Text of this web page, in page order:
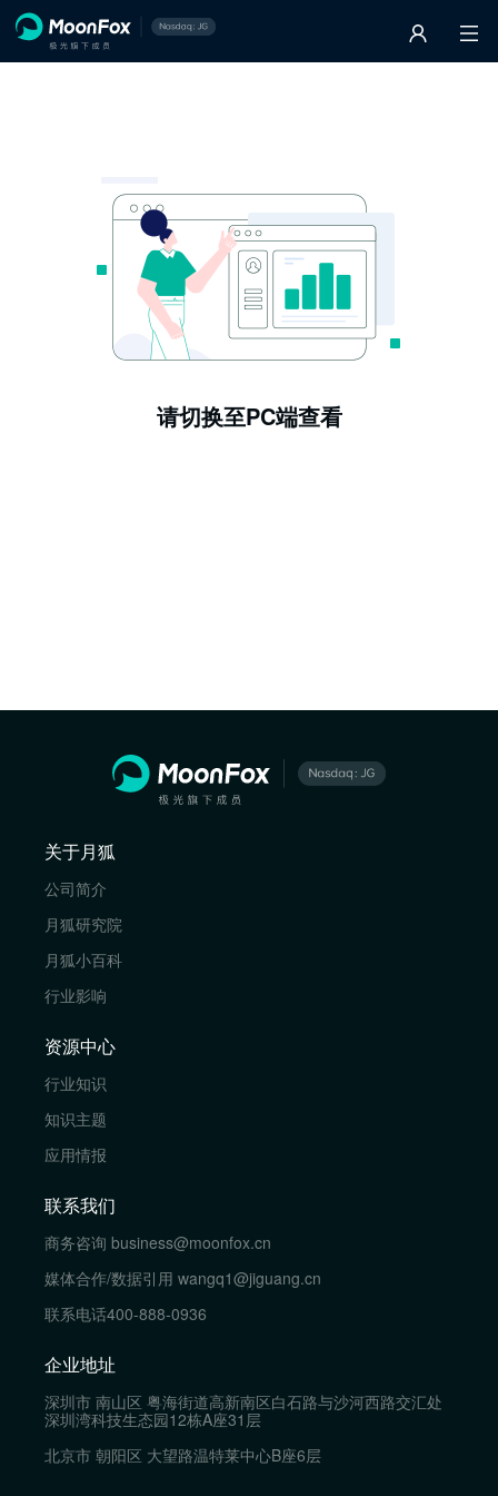
请切换至PC端查看
关于月狐
公司简介
月狐研究院
月狐小百科
行业影响
资源中心
行业知识
知识主题
应用情报
联系我们
商务咨询 business@moonfox.cn
媒体合作/数据引用 wangq1@jiguang.cn
联系电话400-888-0936
企业地址
深圳市 南山区 粤海街道高新南区白石路与沙河西路交汇处
深圳湾科技生态园12栋A座31层
北京市 朝阳区 大望路温特莱中心B座6层